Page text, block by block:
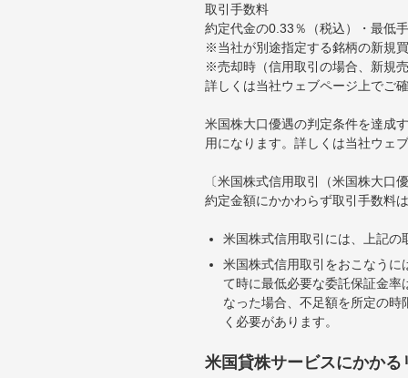
取引手数料
約定代金の0.33％（税込）・最低
※当社が別途指定する銘柄の新規
※売却時（信用取引の場合、新規
詳しくは当社ウェブページ上でご
米国株大口優遇の判定条件を達成
用になります。詳しくは当社ウェ
〔米国株式信用取引（米国株大口
約定金額にかかわらず取引手数料
米国株式信用取引には、上記
米国株式信用取引をおこなう
て時に最低必要な委託保証金
なった場合、不足額を所定の
く必要があります。
米国貸株サービスにかかる